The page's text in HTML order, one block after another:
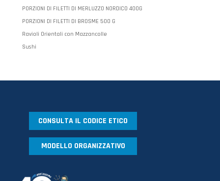
PORZIONI DI FILETTI DI MERLUZZO NORDICO 400G
PORZIONI DI FILETTI DI BROSME 500 G
Ravioli Orientali con Mazzancolle
Sushi
CONSULTA IL CODICE ETICO
MODELLO ORGANIZZATIVO